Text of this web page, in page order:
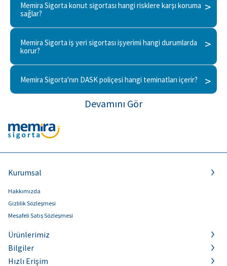
Memira Sigorta konut sigortası hangi risklere karşı koruma
sağlar?
Memira Sigorta iş yeri sigortası işyerimi hangi durumlarda
korur?
Memira Sigorta'nın DASK poliçesi hangi teminatları içerir?
Devamını Gör
Kurumsal
Hakkımızda
Gizlilik Sözleşmesi
Mesafeli Satış Sözleşmesi
Ürünlerimiz
Bilgiler
Hızlı Erişim